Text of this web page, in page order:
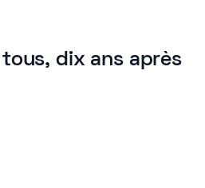
dix ans après